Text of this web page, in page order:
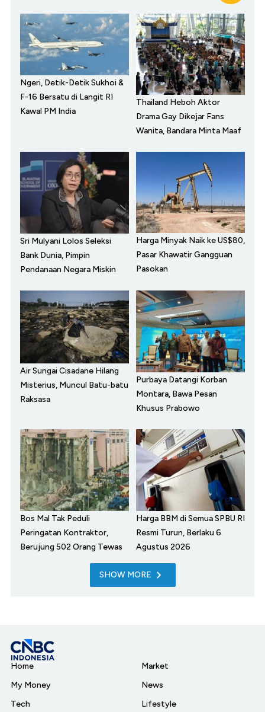
Ngeri, Detik-Detik Sukhoi &
F-16 Bersatu di Langit RI
Kawal PM India
Thailand Heboh Aktor
Drama Gay Dikejar Fans
Wanita, Bandara Minta Maaf
Sri Mulyani Lolos Seleksi
Bank Dunia, Pimpin
Pendanaan Negara Miskin
Harga Minyak Naik ke US$80,
Pasar Khawatir Gangguan
Pasokan
Air Sungai Cisadane Hilang
Misterius, Muncul Batu-batu
Raksasa
Purbaya Datangi Korban
Montara, Bawa Pesan
Khusus Prabowo
Bos Mal Tak Peduli
Peringatan Kontraktor,
Berujung 502 Orang Tewas
Harga BBM di Semua SPBU RI
Resmi Turun, Berlaku 6
Agustus 2026
SHOW MORE
Home
My Money
Tech
Market
News
Lifestyle